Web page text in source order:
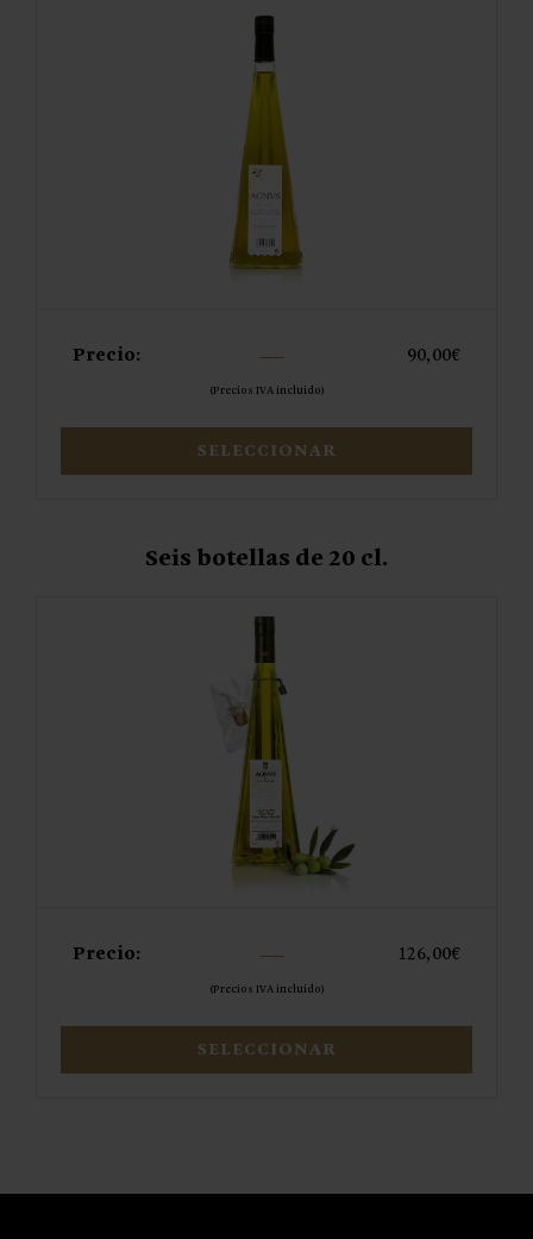
Precio: 90,00€
(Precios IVA incluido)
SELECCIONAR
Seis botellas de 20 cl.
Precio: 126,00€
(Precios IVA incluido)
SELECCIONAR